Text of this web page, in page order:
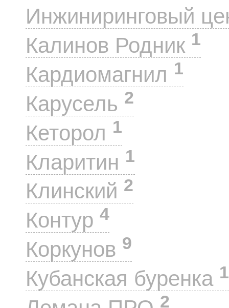
Инжиниринговый
Калинов Родник 1
Кардиомагнил 1
Карусель 2
Кеторол 1
Кларитин 1
Клинский 2
Контур 4
Коркунов 9
Кубанская буренка 1
2